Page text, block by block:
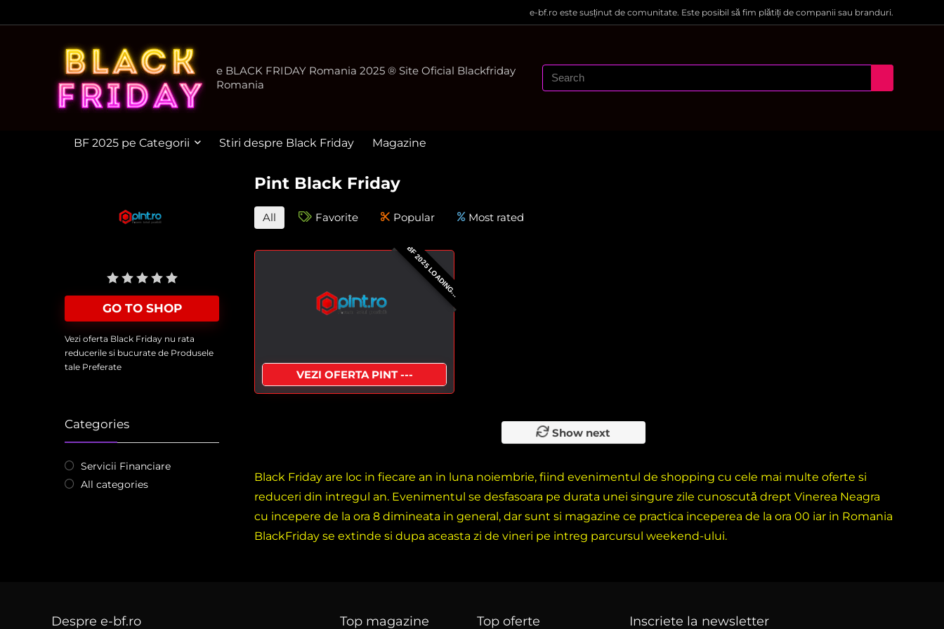
e-bf.ro este susținut de comunitate. Este posibil să fim plătiți de companii sau branduri.
e BLACK FRIDAY Romania 2025 ® Site Oficial Blackfriday
Romania
BF 2025 pe Categorii Stiri despre Black Friday Magazine
Pint Black Friday
GO TO SHOP
Vezi oferta Black Friday nu rata
reducerile si bucurate de Produsele
tale Preferate
Categories
Servicii Financiare
All categories
All Favorite Popular Most rated
BF 2025 LOADING...
VEZI OFERTA PINT ---
Show next
Black Friday are loc in fiecare an in luna noiembrie, fiind evenimentul de shopping cu cele mai multe oferte si
reduceri din intregul an. Evenimentul se desfasoara pe durata unei singure zile cunoscută drept Vinerea Neagra
cu incepere de la ora 8 dimineata in general, dar sunt si magazine ce practica inceperea de la ora 00 iar in Romania
BlackFriday se extinde si dupa aceasta zi de vineri pe intreg parcursul weekend-ului.
Despre e-bf.ro
Top magazine
Top oferte
Inscriete la newsletter